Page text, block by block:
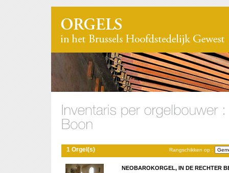
Rangschikken op :
1 Orgel(s)
NEOBAROKORGEL, IN DE RECHTER